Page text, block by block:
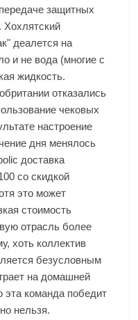
защитных
Хохлятский
деалется на
и не вода (многие с
жидкость.
отказались
чековых
настроение
дня менялось
доставка
со скидкой
это может
стоимость
отрасль более
хоть коллектив
безусловным
на домашней
эта команда победит
нельзя.